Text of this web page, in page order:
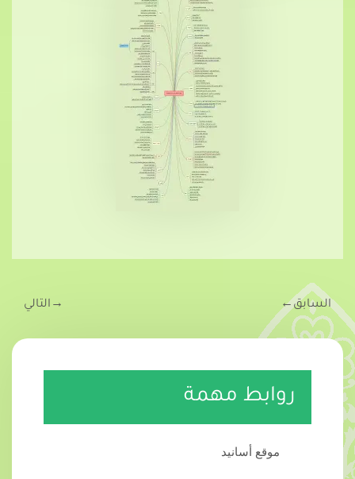
السابق←
→ التالي
روابط مهمة
موقع أسانيد